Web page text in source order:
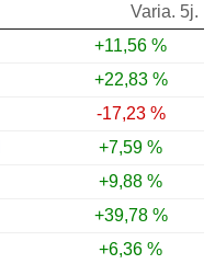
Varia. 5j.
+11,56 %
+22,83 %
-17,23 %
+7,59 %
+9,88 %
+39,78 %
+6,36 %